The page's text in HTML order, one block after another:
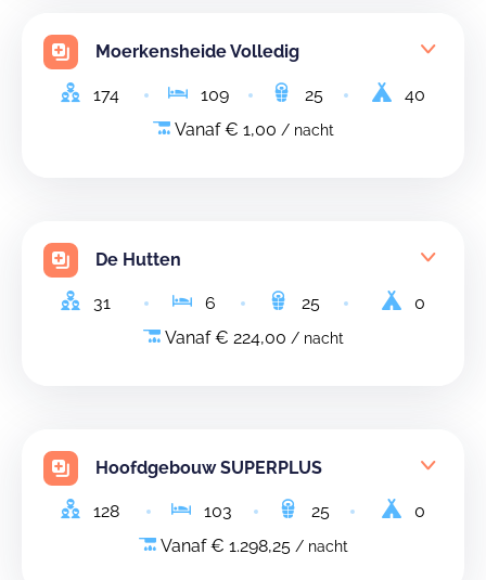
Moerkensheide Volledig
174 109 25
40
Vanaf € 1,00 / nacht
De Hutten
31 6 25
0
Vanaf € 224,00 / nacht
Hoofdgebouw SUPERPLUS
128 103 25
0
Vanaf € 1.298,25 / nacht